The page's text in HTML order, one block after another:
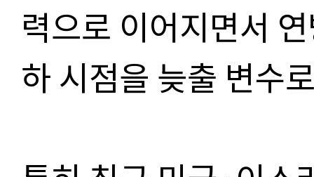
력으로 이어지면서
하 시점을 늦출 변수